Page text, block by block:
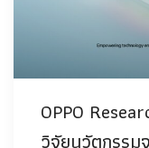
OPPO
วิจัยนวัตกรรม